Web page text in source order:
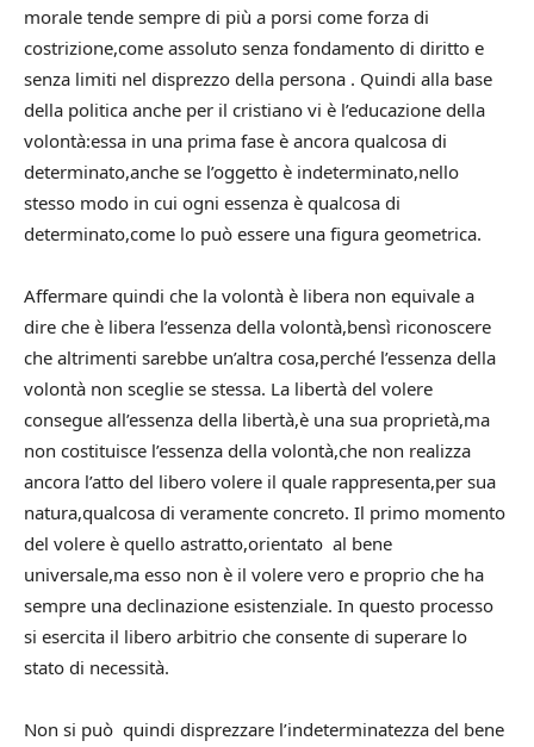
morale tende sempre di più a porsi come forza di
costrizione,come assoluto senza fondamento di diritto e
senza limiti nel disprezzo della persona . Quindi alla base
della politica anche per il cristiano vi è l’educazione della
volontà:essa in una prima fase è ancora qualcosa di
determinato,anche se l’oggetto è indeterminato,nello
stesso modo in cui ogni essenza è qualcosa di
determinato,come lo può essere una figura geometrica.
Affermare quindi che la volontà è libera non equivale a
dire che è libera l’essenza della volontà,bensì riconoscere
che altrimenti sarebbe un’altra cosa,perché l’essenza della
volontà non sceglie se stessa. La libertà del volere
consegue all’essenza della libertà,è una sua proprietà,ma
non costituisce l’essenza della volontà,che non realizza
ancora l’atto del libero volere il quale rappresenta,per sua
natura,qualcosa di veramente concreto. Il primo momento
del volere è quello astratto,orientato al bene
universale,ma esso non è il volere vero e proprio che ha
sempre una declinazione esistenziale. In questo processo
si esercita il libero arbitrio che consente di superare lo
stato di necessità.
Non si può quindi disprezzare l’indeterminatezza del bene